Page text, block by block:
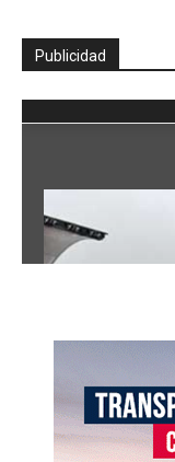
Publicidad